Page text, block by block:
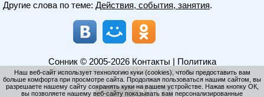
Другие слова по теме: Действия, события, занятия.
Сонник© 2005-2026 Контакты
Политика
конфиденциальности|Использование cookies
Наш веб-сайт использует технологию куки (cookies), чтобы предоставить вам
больше комфорта при просмотре сайта. Продолжая пользоваться нашим сайтом, вы
разрешаете нашему сайту сохранять куки на вашем устройстве. Нажав кнопку ОК,
вы позволяете нашему веб-сайту показывать вам персонализированные